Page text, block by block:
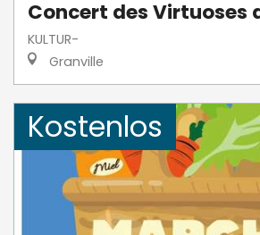
Concert des Virtuoses
KULTUR-
Granville
Kostenlos